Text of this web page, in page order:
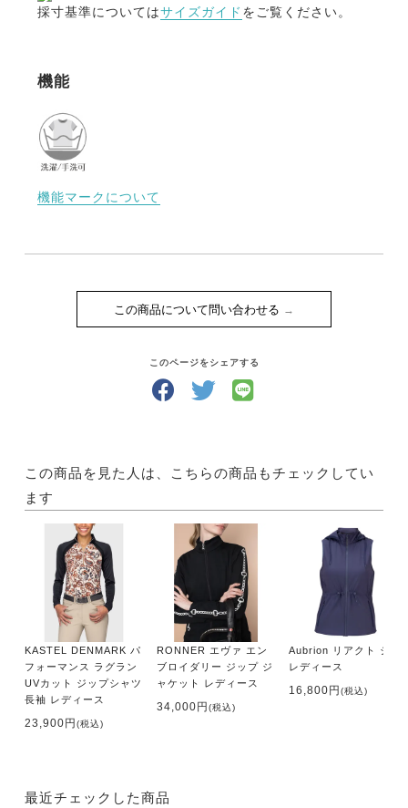
採寸基準についてはサイズガイド をご覧ください。
機能
機能マークについて
この商品について問い合わせる
このページをシェアする
この商品を見た人は、こちらの商品もチェックしてい
ます
KASTEL DENMARK パ
フォーマンス ラグラン
UVカット ジップシャツ
長袖 レディース
23,900円(税込)
RONNER エヴァ エン
ブロイダリー ジップ ジ
ャケット レディース
34,000円(税込)
Aubrion リアクト ジレ
レディース
16,800円(税込)
最近チェックした商品